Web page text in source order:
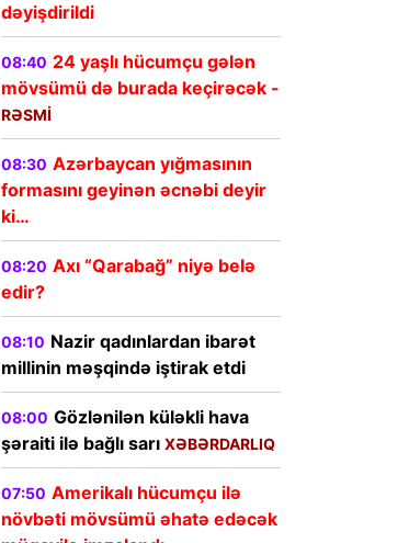
dəyişdirildi
08:40 24 yaşlı hücumçu gələn
mövsümü də burada keçirəcək -
RƏSMİ
08:30 Azərbaycan yığmasının
formasını geyinən əcnəbi deyir
ki…
08:20 Axı “Qarabağ” niyə belə
edir?
08:10 Nazir qadınlardan ibarət
millinin məşqində iştirak etdi
08:00 Gözlənilən küləkli hava
şəraiti ilə bağlı sarı XƏBƏRDARLIQ
07:50 Amerikalı hücumçu ilə
növbəti mövsümü əhatə edəcək